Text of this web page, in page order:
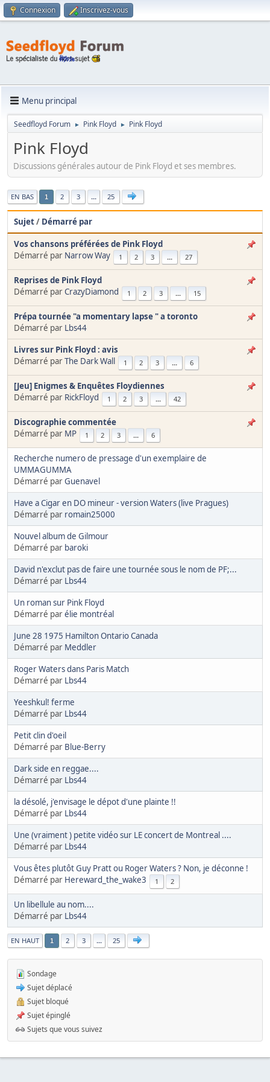
Connexion Inscrivez-vous
Menu principal
Seedfloyd Forum ► Pink Floyd ► Pink Floyd
Pink Floyd
Discussions générales autour de Pink Floyd et ses membres.
EN BAS 1 2 3 ... 25
Sujet/ Démarré par
Vos chansons préférées de Pink Floyd
Démarré par Narrow Way 1 2 3 ... 27
Reprises de Pink Floyd
Démarré parCrazyDiamond 1 2 3 ... 15
Prépa tournée "a momentary lapse " a toronto
Démarré par Lbs44
Livres sur Pink Floyd : avis
Démarré parThe Dark Wall 1 2 3 ... 6
[Jeu] Enigmes & Enquêtes Floydiennes
Démarré par RickFloyd 1 2 3 ... 42
Discographie commentée
Démarré par MP 1 2 3 ... 6
Recherche numero de pressage d'un exemplaire de
UMMAGUMMA
Démarré parGuenavel
Have a Cigar en DO mineur - version Waters (live Pragues)
Démarré par romain25000
Nouvel album de Gilmour
Démarré par baroki
David n'exclut pas de faire une tournée sous le nom de PF;...
Démarré par Lbs44
Un roman sur Pink Floyd
Démarré parélie montréal
June 28 1975 Hamilton Ontario Canada
Démarré par Meddler
Roger Waters dans Paris Match
Démarré par Lbs44
Yeeshkul! ferme
Démarré par Lbs44
Petit clin d'oeil
Démarré par Blue-Berry
Dark side en reggae....
Démarré par Lbs44
la désolé, j'envisage le dépot d'une plainte !!
Démarré par Lbs44
Une (vraiment ) petite vidéo sur LE concert de Montreal ....
Démarré par Lbs44
Vous êtes plutôt Guy Pratt ou Roger Waters ? Non, je déconne !
Démarré par Hereward_the_wake3 1 2
Un libellule au nom....
Démarré par Lbs44
EN HAUT 1 2 3 ... 25
Sondage
Sujet déplacé
Sujet bloqué
Sujet épinglé
Sujets que vous suivez